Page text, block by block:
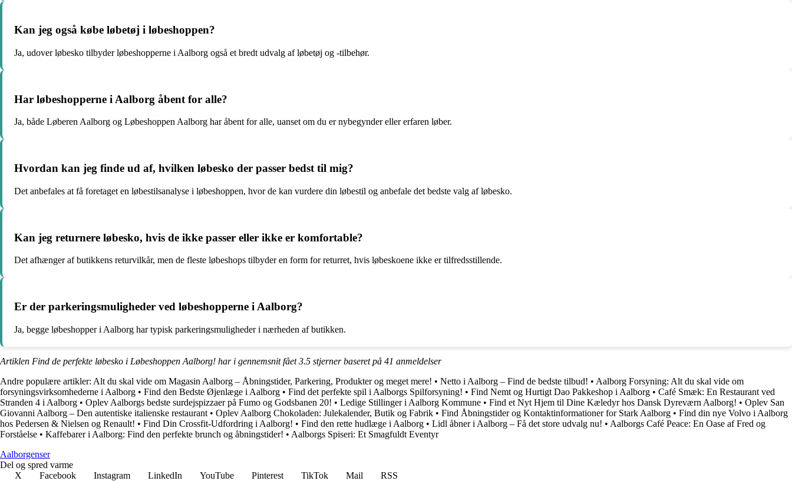
Kan jeg også købe løbetøj i løbeshoppen?
Ja, udover løbesko tilbyder løbeshopperne i Aalborg også et bredt udvalg af løbetøj og -tilbehør.
Har løbeshopperne i Aalborg åbent for alle?
Ja, både Løberen Aalborg og Løbeshoppen Aalborg har åbent for alle, uanset om du er nybegynder eller erfaren løber.
Hvordan kan jeg finde ud af, hvilken løbesko der passer bedst til mig?
Det anbefales at få foretaget en løbestilsanalyse i løbeshoppen, hvor de kan vurdere din løbestil og anbefale det bedste valg af løbesko.
Kan jeg returnere løbesko, hvis de ikke passer eller ikke er komfortable?
Det afhænger af butikkens returvilkår, men de fleste løbeshops tilbyder en form for returret, hvis løbeskoene ikke er tilfredsstillende.
Er der parkeringsmuligheder ved løbeshopperne i Aalborg?
Ja, begge løbeshopper i Aalborg har typisk parkeringsmuligheder i nærheden af butikken.
Artiklen Find de perfekte løbesko i Løbeshoppen Aalborg! har i gennemsnit fået3.5 stjerner baseret på 41 anmeldelser
Andre populære artikler: Alt du skal vide om Magasin Aalborg – Åbningstider, Parkering, Produkter og meget mere! • Netto i Aalborg – Find de bedste tilbud! • Aalborg Forsyning: Alt du skal vide om
forsyningsvirksomhederne i Aalborg • Find den Bedste Øjenlæge i Aalborg • Find det perfekte spil i Aalborgs Spilforsyning! • Find Nemt og Hurtigt Dao Pakkeshop i Aalborg • Café Smæk: En Restaurant ved
Stranden 4 i Aalborg • Oplev Aalborgs bedste surdejspizzaer på Fumo og Godsbanen 20! • Ledige Stillinger i Aalborg Kommune • Find et Nyt Hjem til Dine Kæledyr hos Dansk Dyreværn Aalborg! • Oplev San
Giovanni Aalborg – Den autentiske italienske restaurant • Oplev Aalborg Chokoladen: Julekalender, Butik og Fabrik • Find Åbningstider og Kontaktinformationer for Stark Aalborg • Find din nye Volvo i Aalborg
hos Pedersen & Nielsen og Renault! • Find Din Crossfit-Udfordring i Aalborg! • Find den rette hudlæge i Aalborg • Lidl åbner i Aalborg – Få det store udvalg nu! • Aalborgs Café Peace: En Oase af Fred og
Forståelse • Kaffebarer i Aalborg: Find den perfekte brunch og åbningstider! • Aalborgs Spiseri: Et Smagfuldt Eventyr
Aalborgenser
Del og spred varme
X
Facebook Instagram LinkedIn YouTube Pinterest TikTok Mail
RSS